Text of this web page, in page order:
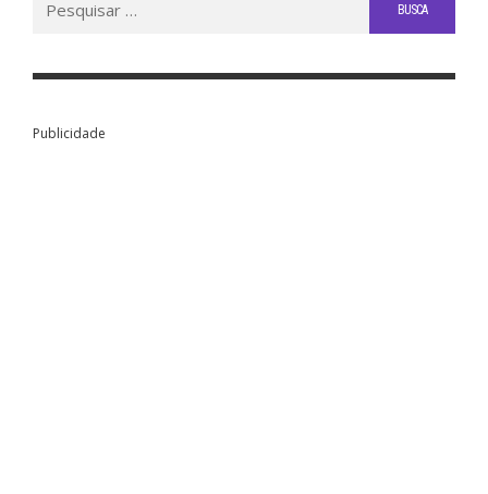
por:
Publicidade